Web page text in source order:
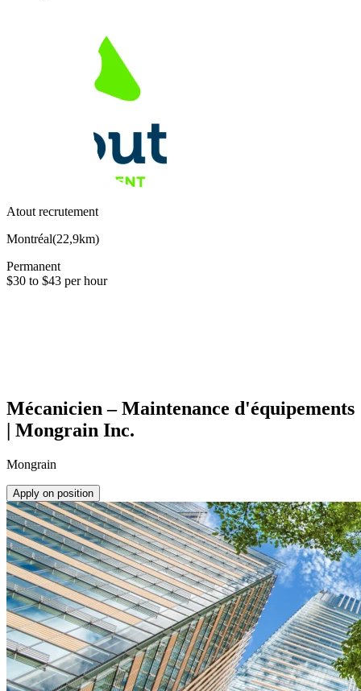
Atout recrutement
Montréal(22,9km)
Permanent
$30 to $43 per hour
Mécanicien – Maintenance d'équipements
| Mongrain Inc.
Mongrain
Apply on position